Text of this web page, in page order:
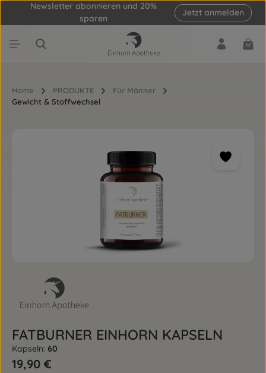
Zum Hauptinhalt springen
Newsletter abonnieren und 20%
sparen
Jetzt anmelden
Home PRODUKTE
Für Männer
Gewicht & Stoffwechsel
FATBURNER EINHORN KAPSELN
Kapseln: 60
Regulärer Preis:
19,90 €